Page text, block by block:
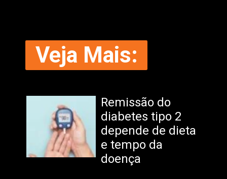
Veja Mais:
Remissão do
diabetes tipo 2
depende de dieta
e tempo da
doença